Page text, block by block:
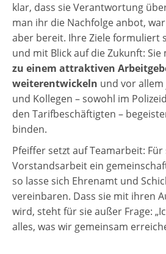
klar, dass sie Verantwortung
man ihr die Nachfolge anbot,
aber bereit. Ihre Ziele formuliert
und mit Blick auf die Zukunft: Sie
zu einem attraktiven
weiterentwickeln und vor
und Kollegen – sowohl im
den Tarifbeschäftigten –
binden.
Pfeiffer setzt auf Teamarbeit:
Vorstandsarbeit ein
so lasse sich Ehrenamt und
vereinbaren. Dass sie mit ihren
wird, steht für sie außer Frage:
alles, was wir gemeinsam